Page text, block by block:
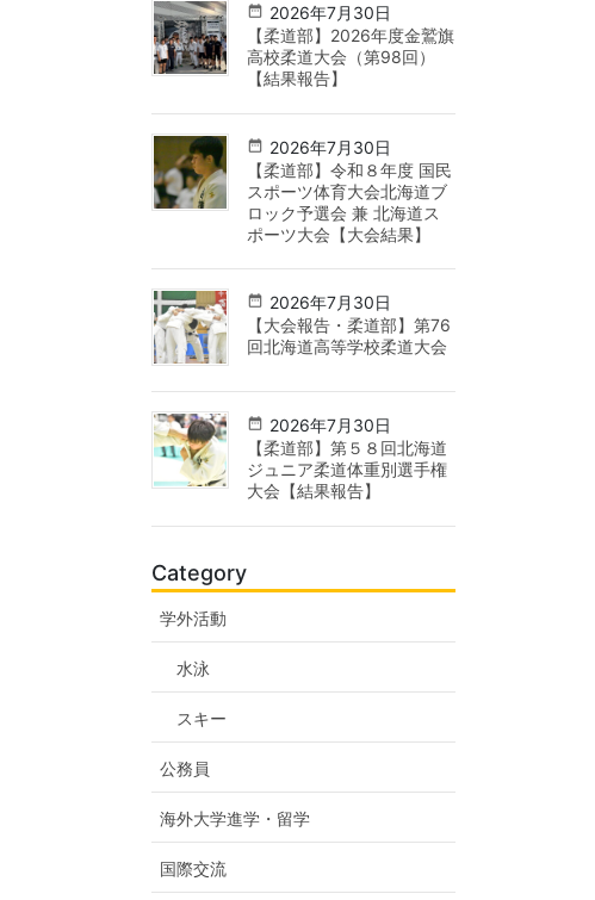
2026年7月30日
【柔道部】2026年度金鷲旗
高校柔道大会（第98回）
【結果報告】
2026年7月30日
【柔道部】令和８年度 国民
スポーツ体育大会北海道ブ
ロック予選会 兼 北海道ス
ポーツ大会【大会結果】
2026年7月30日
【大会報告・柔道部】第76
回北海道高等学校柔道大会
2026年7月30日
【柔道部】第５８回北海道
ジュニア柔道体重別選手権
大会【結果報告】
Category
学外活動
水泳
スキー
公務員
海外大学進学・留学
国際交流